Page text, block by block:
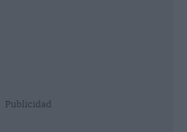
Publicidad